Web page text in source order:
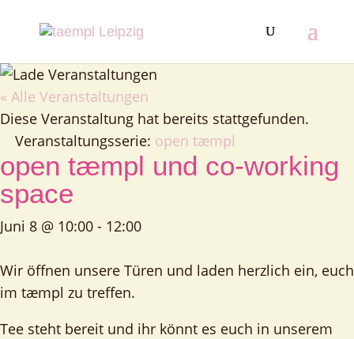
« Alle Veranstaltungen
Diese Veranstaltung hat bereits stattgefunden.
Veranstaltungsserie: open tæmpl
open tæmpl und co-working
space
Juni 8 @ 10:00 - 12:00
Wir öffnen unsere Türen und laden herzlich ein, euch
im tæmpl zu treffen.
Tee steht bereit und ihr könnt es euch in unserem